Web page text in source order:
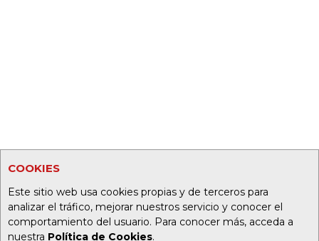
COOKIES
Este sitio web usa cookies propias y de terceros para
analizar el tráfico, mejorar nuestros servicio y conocer el
comportamiento del usuario. Para conocer más, acceda a
nuestra Política de Cookies.